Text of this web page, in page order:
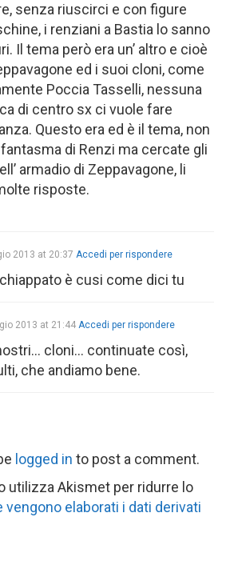
senza riuscirci e con figure
i renziani a Bastia lo sanno
Il tema però era un’ altro e cioè
ed i suoi cloni, come
Poccia Tasselli, nessuna
di centro sx ci vuole fare
Questo era ed è il tema, non
di Renzi ma cercate gli
armadio di Zeppavagone, li
risposte.
2013 at 20:37 Accedi per rispondere
è cusi come dici tu
2013 at 21:44 Accedi per rispondere
cloni… continuate così,
che andiamo bene.
logged in to post a comment.
utilizza Akismet per ridurre lo
vengono elaborati i dati derivati